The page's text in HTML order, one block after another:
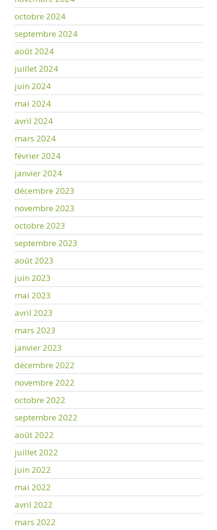
octobre 2024
septembre 2024
août 2024
juillet 2024
juin 2024
mai 2024
avril 2024
mars 2024
février 2024
janvier 2024
décembre 2023
novembre 2023
octobre 2023
septembre 2023
août 2023
juin 2023
mai 2023
avril 2023
mars 2023
janvier 2023
décembre 2022
novembre 2022
octobre 2022
septembre 2022
août 2022
juillet 2022
juin 2022
mai 2022
avril 2022
mars 2022